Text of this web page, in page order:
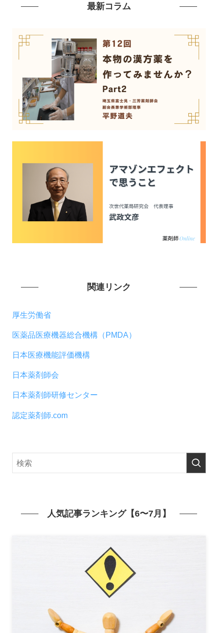
最新コラム
関連リンク
厚生労働省
医薬品医療機器総合機構（PMDA）
日本医療機能評価機構
日本薬剤師会
日本薬剤師研修センター
認定薬剤師.com
人気記事ランキング【6〜7月】